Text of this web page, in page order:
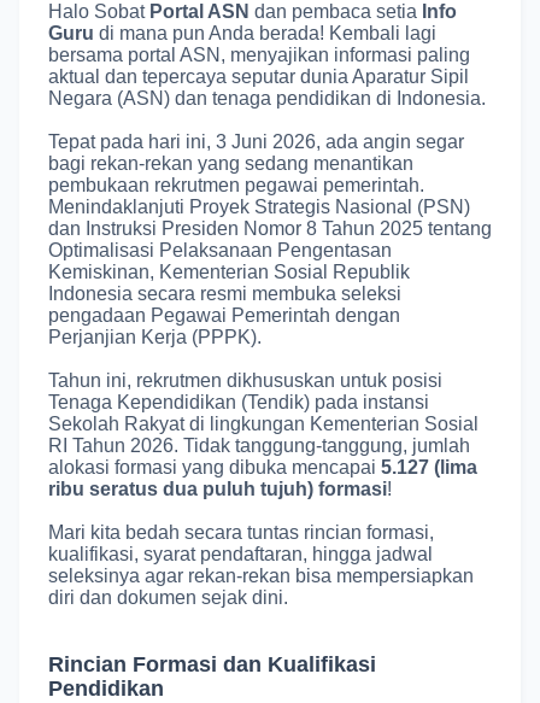
Halo Sobat Portal ASN dan pembaca setia Info
Guru di mana pun Anda berada! Kembali lagi
bersama portal ASN, menyajikan informasi paling
aktual dan tepercaya seputar dunia Aparatur Sipil
Negara (ASN) dan tenaga pendidikan di Indonesia.
Tepat pada hari ini, 3 Juni 2026, ada angin segar
bagi rekan-rekan yang sedang menantikan
pembukaan rekrutmen pegawai pemerintah.
Menindaklanjuti Proyek Strategis Nasional (PSN)
dan Instruksi Presiden Nomor 8 Tahun 2025 tentang
Optimalisasi Pelaksanaan Pengentasan
Kemiskinan, Kementerian Sosial Republik
Indonesia secara resmi membuka seleksi
pengadaan Pegawai Pemerintah dengan
Perjanjian Kerja (PPPK).
Tahun ini, rekrutmen dikhususkan untuk posisi
Tenaga Kependidikan (Tendik) pada instansi
Sekolah Rakyat di lingkungan Kementerian Sosial
RI Tahun 2026. Tidak tanggung-tanggung, jumlah
alokasi formasi yang dibuka mencapai 5.127 (lima
ribu seratus dua puluh tujuh) formasi!
Mari kita bedah secara tuntas rincian formasi,
kualifikasi, syarat pendaftaran, hingga jadwal
seleksinya agar rekan-rekan bisa mempersiapkan
diri dan dokumen sejak dini.
Rincian Formasi dan Kualifikasi
Pendidikan